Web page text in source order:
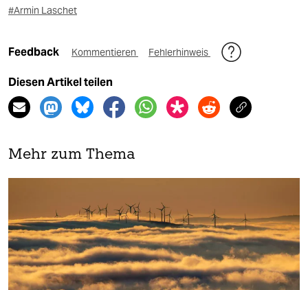
#Armin Laschet
Feedback Kommentieren Fehlerhinweis
Diesen Artikel teilen
Mehr zum Thema